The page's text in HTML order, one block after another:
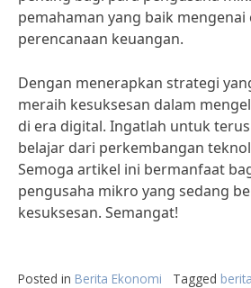
pemahaman yang baik mengenai
perencanaan keuangan.
Dengan menerapkan strategi
meraih kesuksesan dalam
di era digital. Ingatlah untuk
belajar dari perkembangan
Semoga artikel ini bermanfaat
pengusaha mikro yang sedang
kesuksesan. Semangat!
Posted in Berita Ekonomi Tagged